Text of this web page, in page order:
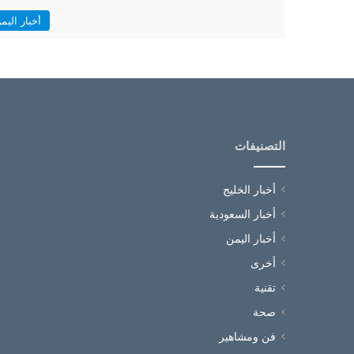
أخبار
التصنيفات
أخبار الخليج
أخبار السعودية
أخبار اليمن
أخرى
تقنية
صحة
فن ومشاهير